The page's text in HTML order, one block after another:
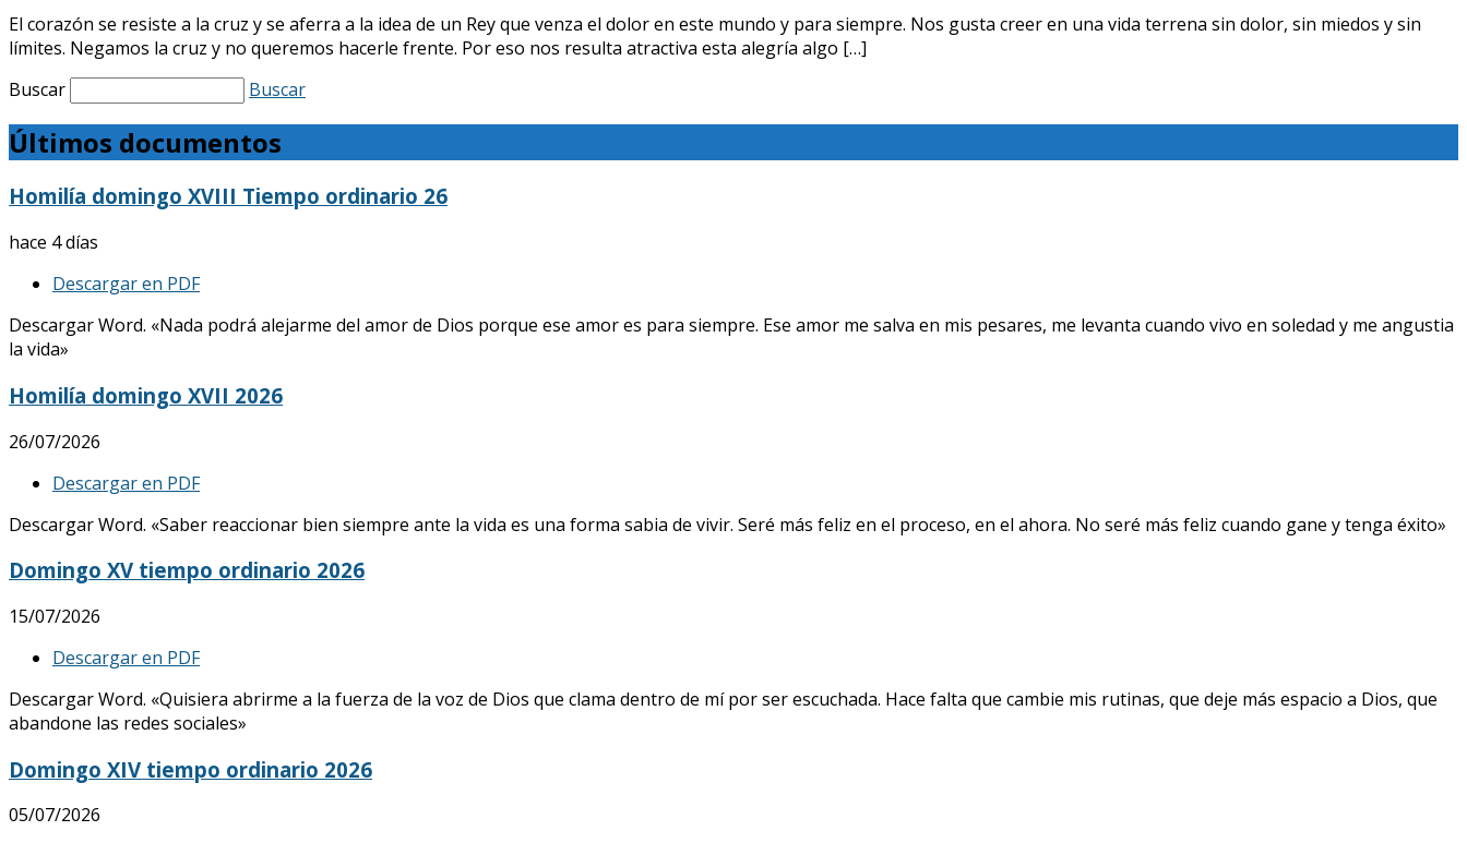
El corazón se resiste a la cruz y se aferra a la idea de un Rey que venza el dolor en este mundo y para siempre. Nos gusta creer en una vida terrena sin dolor, sin miedos y sin
límites. Negamos la cruz y no queremos hacerle frente. Por eso nos resulta atractiva esta alegría algo […]
Buscar
Buscar
Últimos documentos
Homilía domingo XVIII Tiempo ordinario 26
hace 4 días
Descargar en PDF
Descargar Word. «Nada podrá alejarme del amor de Dios porque ese amor es para siempre. Ese amor me salva en mis pesares, me levanta cuando vivo en soledad y me angustia
la vida»
Homilía domingo XVII 2026
26/07/2026
Descargar en PDF
Descargar Word. «Saber reaccionar bien siempre ante la vida es una forma sabia de vivir. Seré más feliz en el proceso, en el ahora. No seré más feliz cuando gane y tenga éxito»
Domingo XV tiempo ordinario 2026
15/07/2026
Descargar en PDF
Descargar Word. «Quisiera abrirme a la fuerza de la voz de Dios que clama dentro de mí por ser escuchada. Hace falta que cambie mis rutinas, que deje más espacio a Dios, que
abandone las redes sociales»
Domingo XIV tiempo ordinario 2026
05/07/2026